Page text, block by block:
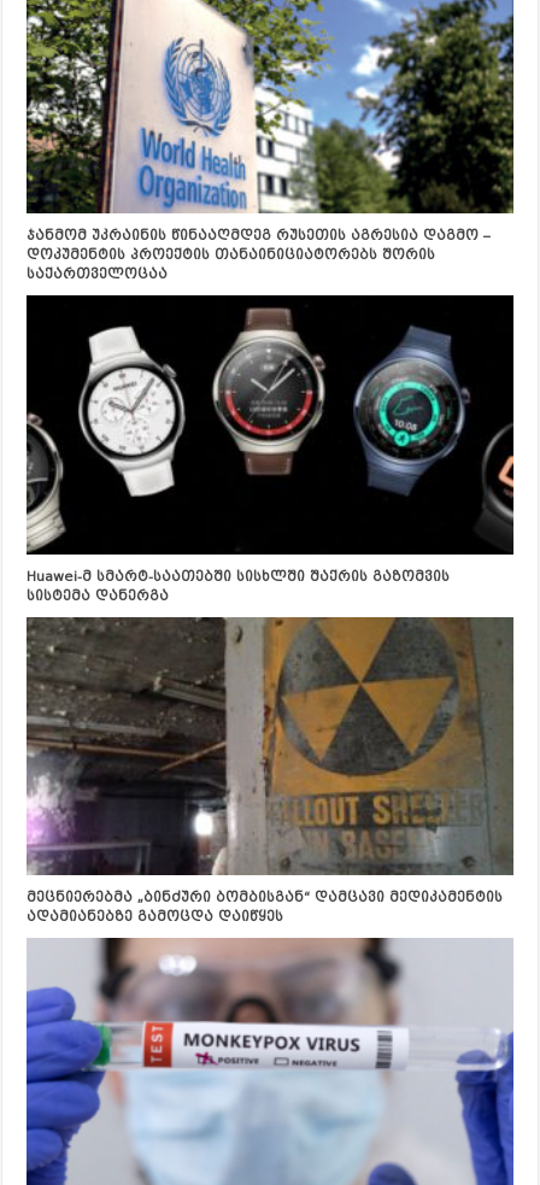
ჯანმომ უკრაინის წინააღმდეგ რუსეთის აგრესია დაგმო –
დოკუმენტის პროექტის თანაინიციატორებს შორის
საქართველოცაა
Huawei-მ სმარტ-საათებში სისხლში შაქრის გაზომვის
სისტემა დანერგა
მეცნიერებმა „ბინძური ბომბისგან“ დამცავი მედიკამენტის
ადამიანებზე გამოცდა დაიწყეს